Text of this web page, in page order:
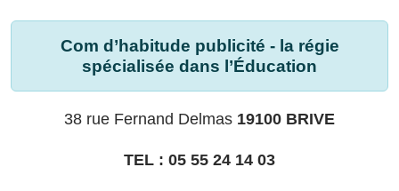
Com d’habitude publicité - la régie
spécialisée dans l’Éducation
38 rue Fernand Delmas 19100 BRIVE
TEL : 05 55 24 14 03